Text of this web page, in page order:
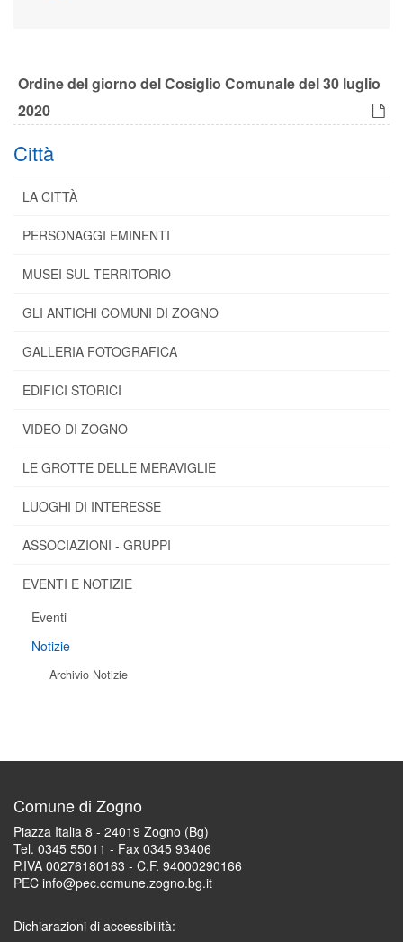
Ordine del giorno del Cosiglio Comunale del 30 luglio
2020
Città
LA CITTÀ
PERSONAGGI EMINENTI
MUSEI SUL TERRITORIO
GLI ANTICHI COMUNI DI ZOGNO
GALLERIA FOTOGRAFICA
EDIFICI STORICI
VIDEO DI ZOGNO
LE GROTTE DELLE MERAVIGLIE
LUOGHI DI INTERESSE
ASSOCIAZIONI - GRUPPI
EVENTI E NOTIZIE
Eventi
Notizie
Archivio Notizie
Comune di Zogno
Piazza Italia 8 - 24019 Zogno (Bg)
Tel. 0345 55011 - Fax 0345 93406
P.IVA 00276180163 - C.F. 94000290166
PEC info@pec.comune.zogno.bg.it
Dichiarazioni di accessibilità: